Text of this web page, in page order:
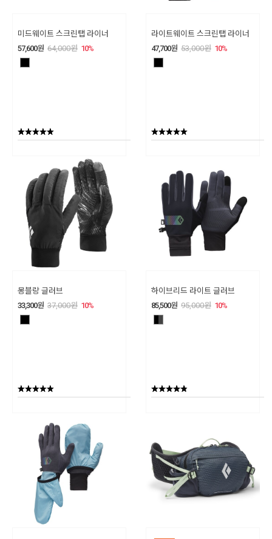
미드웨이트 스크린탭 라이너
57,600원 64,000원 10%
라이트웨이트 스크린탭 라이너
47,700원 53,000원 10%
몽블랑 글러브
33,300원 37,000원 10%
하이브리드 라이트 글러브
85,500원 95,000원 10%